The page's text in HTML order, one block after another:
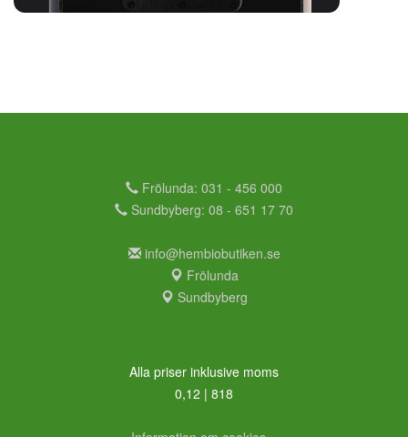
Frölunda: 031 - 456 000
Sundbyberg: 08 - 651 17 70
info@hembiobutiken.se
Frölunda
Sundbyberg
Alla priser inklusive moms
0,12 | 818